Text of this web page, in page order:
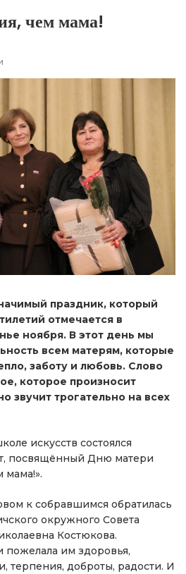
чем мама!
праздник, который
отмечается в
ноября. В этот день мы
всем матерям, которые
заботу и любовь. Слово
которое произносит
звучит трогательно на всех
искусств состоялся
посвящённый Дню матери
мама!».
к собравшимся обратилась
окружного Совета
Костюкова.
пожелала им здоровья,
терпения, доброты, радости. И